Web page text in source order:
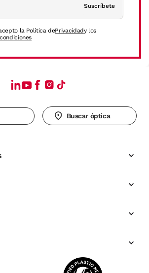
Suscríbete
la Política dePrivacidady los
Buscar óptica